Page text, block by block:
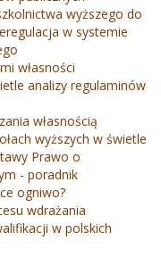
wyższego do
w systemie
własności
analizy regulaminów
własnością
wyższych w świetle
Prawo o
- poradnik
ogniwo?
wdrażania
w polskich